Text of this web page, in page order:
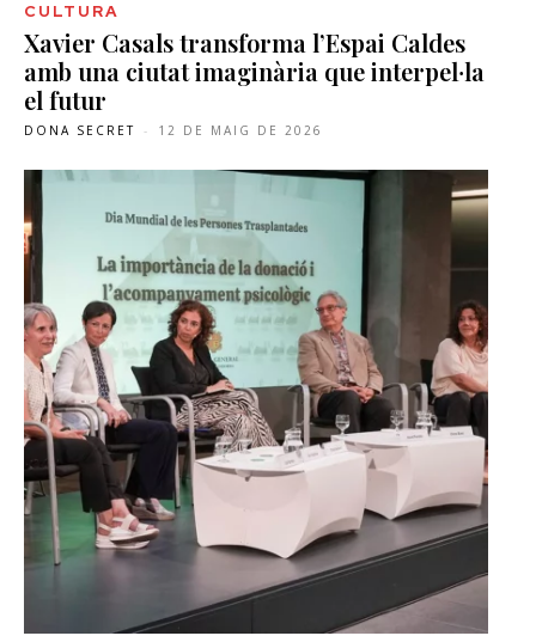
CULTURA
Xavier Casals transforma l’Espai Caldes
amb una ciutat imaginària que interpel·la
el futur
DONA SECRET - 12 DE MAIG DE 2026